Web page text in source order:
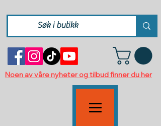
Noen av våre nyheter og tilbud finner du her